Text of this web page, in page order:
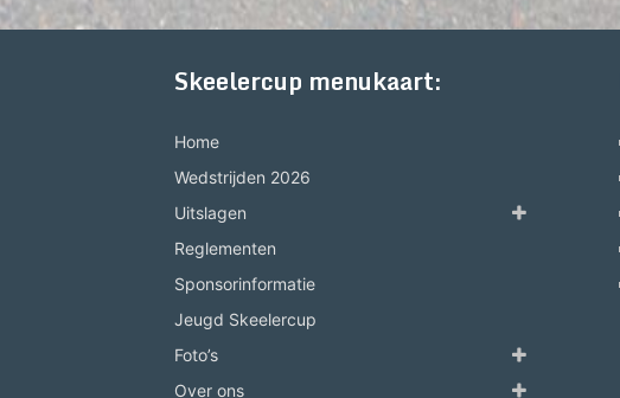
Skeelercup menukaart:
Home
Wedstrijden 2026
Uitslagen
Reglementen
Sponsorinformatie
Jeugd Skeelercup
Foto’s
Over ons